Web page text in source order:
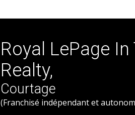
Royal LePage In
Realty,
Courtage
(Franchisé indépendant et